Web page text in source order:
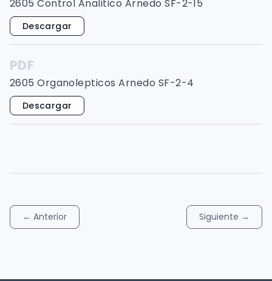
2605 Control Analitico Arnedo SF-2-15
Descargar
PDF
2605 Organolepticos Arnedo SF-2-4
Descargar
← Anterior Siguiente →